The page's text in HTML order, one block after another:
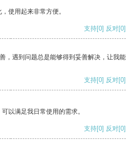
使用起来非常方便。
支持[0] 反对[0]
，遇到问题总是能够得到妥善解决，让我能
支持[0] 反对[0]
以满足我日常使用的需求。
支持[0] 反对[0]